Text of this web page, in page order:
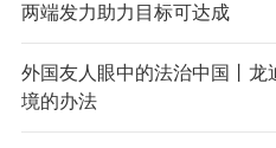
两端发力助力目标可达成
外国友人眼中的法治中国丨
境的办法